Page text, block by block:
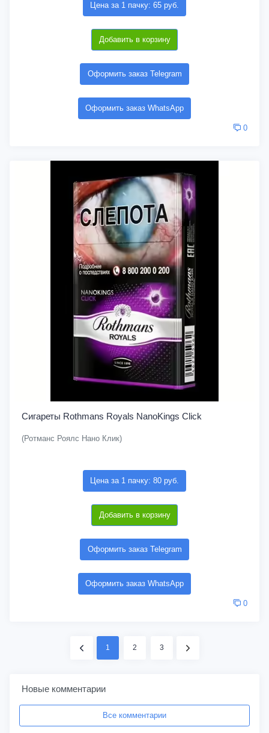
Цена за 1 пачку: 65 руб.
Добавить в корзину
Оформить заказ Telegram
Оформить заказ WhatsApp
0
Сигареты Rothmans Royals NanoKings Click
(Ротманс Роялс Нано Клик)
Цена за 1 пачку: 80 руб.
Добавить в корзину
Оформить заказ Telegram
Оформить заказ WhatsApp
0
1 2 3
Новые комментарии
Все комментарии